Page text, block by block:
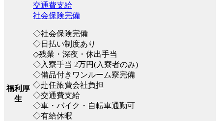
福利厚
生
交通費支給
社会保険完備
◇社会保険完備
◇日払い制度あり
◇残業・深夜・休出手当
◇入寮手当 2万円(入寮者のみ)
◇備品付きワンルーム寮完備
◇赴任旅費会社負担
◇交通費支給
◇車・バイク・自転車通勤可
◇有給休暇